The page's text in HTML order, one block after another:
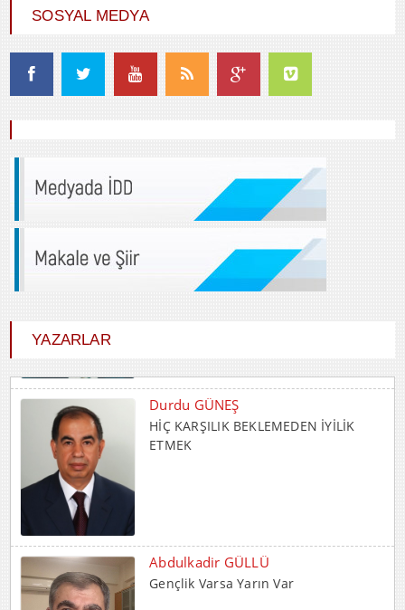
SOSYAL MEDYA
YAZARLAR
Durdu GÜNEŞ
HİÇ KARŞILIK BEKLEMEDEN İYİLİK
ETMEK
Abdulkadir GÜLLÜ
Gençlik Varsa Yarın Var